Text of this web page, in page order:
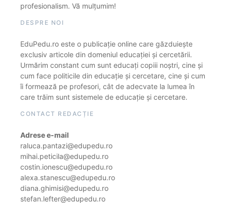
profesionalism. Vă mulțumim!
DESPRE NOI
EduPedu.ro este o publicație online care găzduiește
exclusiv articole din domeniul educației și cercetării.
Urmărim constant cum sunt educați copiii noștri, cine și
cum face politicile din educație și cercetare, cine și cum
îi formează pe profesori, cât de adecvate la lumea în
care trăim sunt sistemele de educație și cercetare.
CONTACT REDACȚIE
Adrese e-mail
raluca.pantazi@edupedu.ro
mihai.peticila@edupedu.ro
costin.ionescu@edupedu.ro
alexa.stanescu@edupedu.ro
diana.ghimisi@edupedu.ro
stefan.lefter@edupedu.ro